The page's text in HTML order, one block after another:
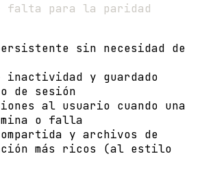
falta para la paridad
sin necesidad de
inactividad y guardado
de sesión
al usuario cuando una
o falla
y archivos de
más ricos (al estilo